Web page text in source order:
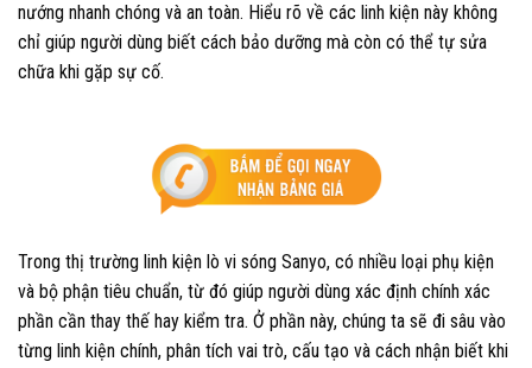
nướng nhanh chóng và an toàn. Hiểu rõ về các linh kiện này không
chỉ giúp người dùng biết cách bảo dưỡng mà còn có thể tự sửa
chữa khi gặp sự cố.
Trong thị trường linh kiện lò vi sóng Sanyo, có nhiều loại phụ kiện
và bộ phận tiêu chuẩn, từ đó giúp người dùng xác định chính xác
phần cần thay thế hay kiểm tra. Ở phần này, chúng ta sẽ đi sâu vào
từng linh kiện chính, phân tích vai trò, cấu tạo và cách nhận biết khi